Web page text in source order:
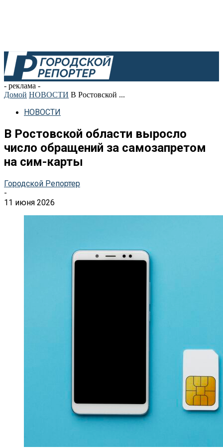
- реклама -
Домой НОВОСТИ В Ростовской ...
НОВОСТИ
В Ростовской области выросло
число обращений за самозапретом
на сим-карты
Городской Репортер
-
11 июня 2026